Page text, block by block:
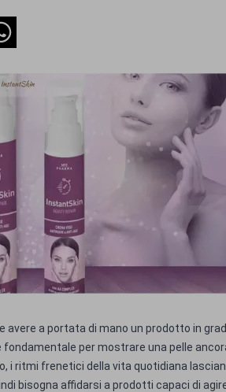
avere a portata di mano un prodotto in
per mostrare una pelle
i ritmi frenetici della vita quotidiana
bisogna affidarsi a prodotti capaci di